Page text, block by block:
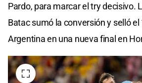
Pardo, para marcar el try decisivo.
Batac sumó la conversión y selló
Argentina en una nueva final en